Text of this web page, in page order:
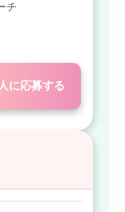
チ
に応募する